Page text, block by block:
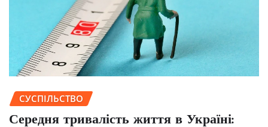
СУСПІЛЬСТВО
Середня тривалість життя в Україні: